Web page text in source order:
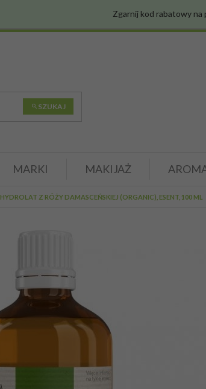
Zgarnij kod rabatowy
SZUKAJ
MARKI MAKIJAŻ
HYDROLAT Z RÓŻY DAMASCEŃSKIEJ (ORGANIC), ESENT, 100 ML